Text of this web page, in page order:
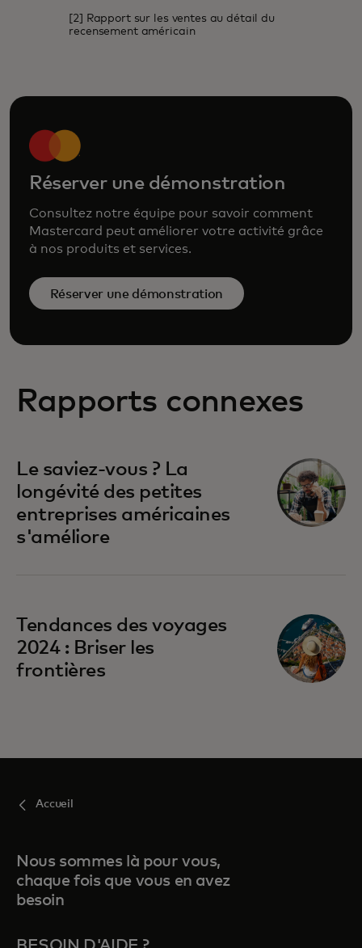
[2] Rapport sur les ventes au détail du
recensement américain
Réserver une démonstration
Consultez notre équipe pour savoir comment
Mastercard peut améliorer votre activité grâce
à nos produits et services.
Réserver une démonstration
Rapports connexes
Le saviez-vous ? La
longévité des petites
entreprises américaines
s'améliore
Tendances des voyages
2024 : Briser les
frontières
Accueil
Nous sommes là pour vous,
chaque fois que vous en avez
besoin